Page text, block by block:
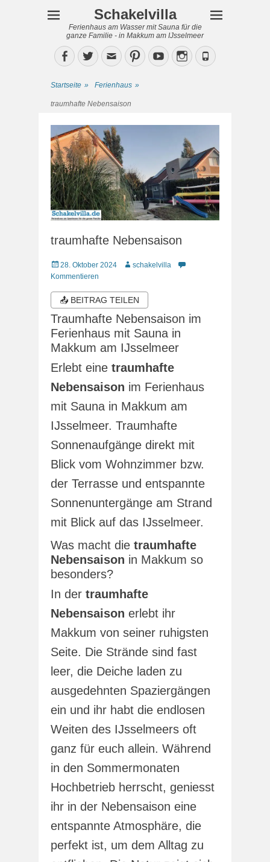
Schakelvilla
Ferienhaus am Wasser mit Sauna für die
ganze Familie - in Makkum am IJsselmeer
Facebook
TwitterEmailPinterestYouTubeInstagram
Phone
Startseite » Ferienhaus »
traumhafte Nebensaison
traumhafte Nebensaison
Veröffentlicht
am
28. Oktober 2024 Autorschakelvilla
Kommentieren
📤 BEITRAG TEILEN
Traumhafte Nebensaison im
Ferienhaus mit Sauna in
Makkum am IJsselmeer
Erlebt eine traumhafte
Nebensaison im Ferienhaus
mit Sauna in Makkum am
IJsselmeer. Traumhafte
Sonnenaufgänge direkt mit
Blick vom Wohnzimmer bzw.
der Terrasse und entspannte
Sonnenuntergänge am Strand
mit Blick auf das IJsselmeer.
Was macht die traumhafte
Nebensaison in Makkum so
besonders?
In der traumhafte
Nebensaison erlebt ihr
Makkum von seiner ruhigsten
Seite. Die Strände sind fast
leer, die Deiche laden zu
ausgedehnten Spaziergängen
ein und ihr habt die endlosen
Weiten des IJsselmeers oft
ganz für euch allein. Während
in den Sommermonaten
Hochbetrieb herrscht, geniesst
ihr in der Nebensaison eine
entspannte Atmosphäre, die
perfekt ist, um dem Alltag zu